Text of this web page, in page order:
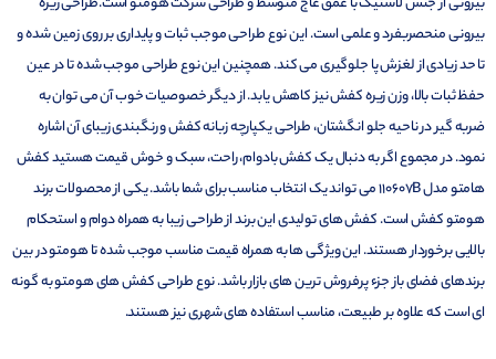
بیرونی منحصربفرد و علمی است. این نوع طراحی موجب ثبات و پایداری بر روی زمین شده و
تا حد زیادی از لغزش پا جلوگیری می کند. همچنین این نوع طراحی موجب شده تا در عین
حفظ ثبات بالا، وزن زیره کفش نیز کاهش یابد. از دیگر خصوصیات خوب آن می توان به
ضربه گیر در ناحیه جلو انگشتان، طراحی یکپارچه زبانه کفش و رنگبندی زیبای آن اشاره
نمود. در مجموع اگر به دنبال یک کفش بادوام، راحت، سبک و خوش قیمت هستید کفش
هامتو مدل 110607B می تواند یک انتخاب مناسب برای شما باشد. یکی از محصولات برند
هومتو کفش است. کفش های تولیدی این برند از طراحی زیبا به همراه دوام و استحکام
بالایی برخوردار هستند. این ویژگی ها به همراه قیمت مناسب موجب شده تا هومتو در بین
برندهای فضای باز جزء پرفروش ترین های بازار باشد. نوع طراحی کفش های هومتو به گونه
ای است که علاوه بر طبیعت، مناسب استفاده های شهری نیز هستند.